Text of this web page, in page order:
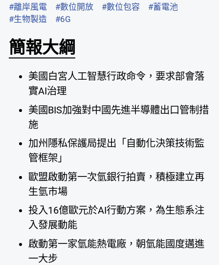
#離岸風電
#數位開放 #數位包容
#蓄電池
#生物製造
#6G
簡報大綱
美國白宮人工智慧行政命令，要求部會落
實AI治理
美國BIS加強對中國先進半導體出口管制措
施
加州隱私保護局提出「自動化決策技術監
管框架」
歐盟啟動第一次氫銀行拍賣，積極建立再
生氫市場
投入16億歐元於AI行動方案，為生態系注
入發展動能
啟動第一家氫能熱電廠，朝氫能國度邁進
一大步